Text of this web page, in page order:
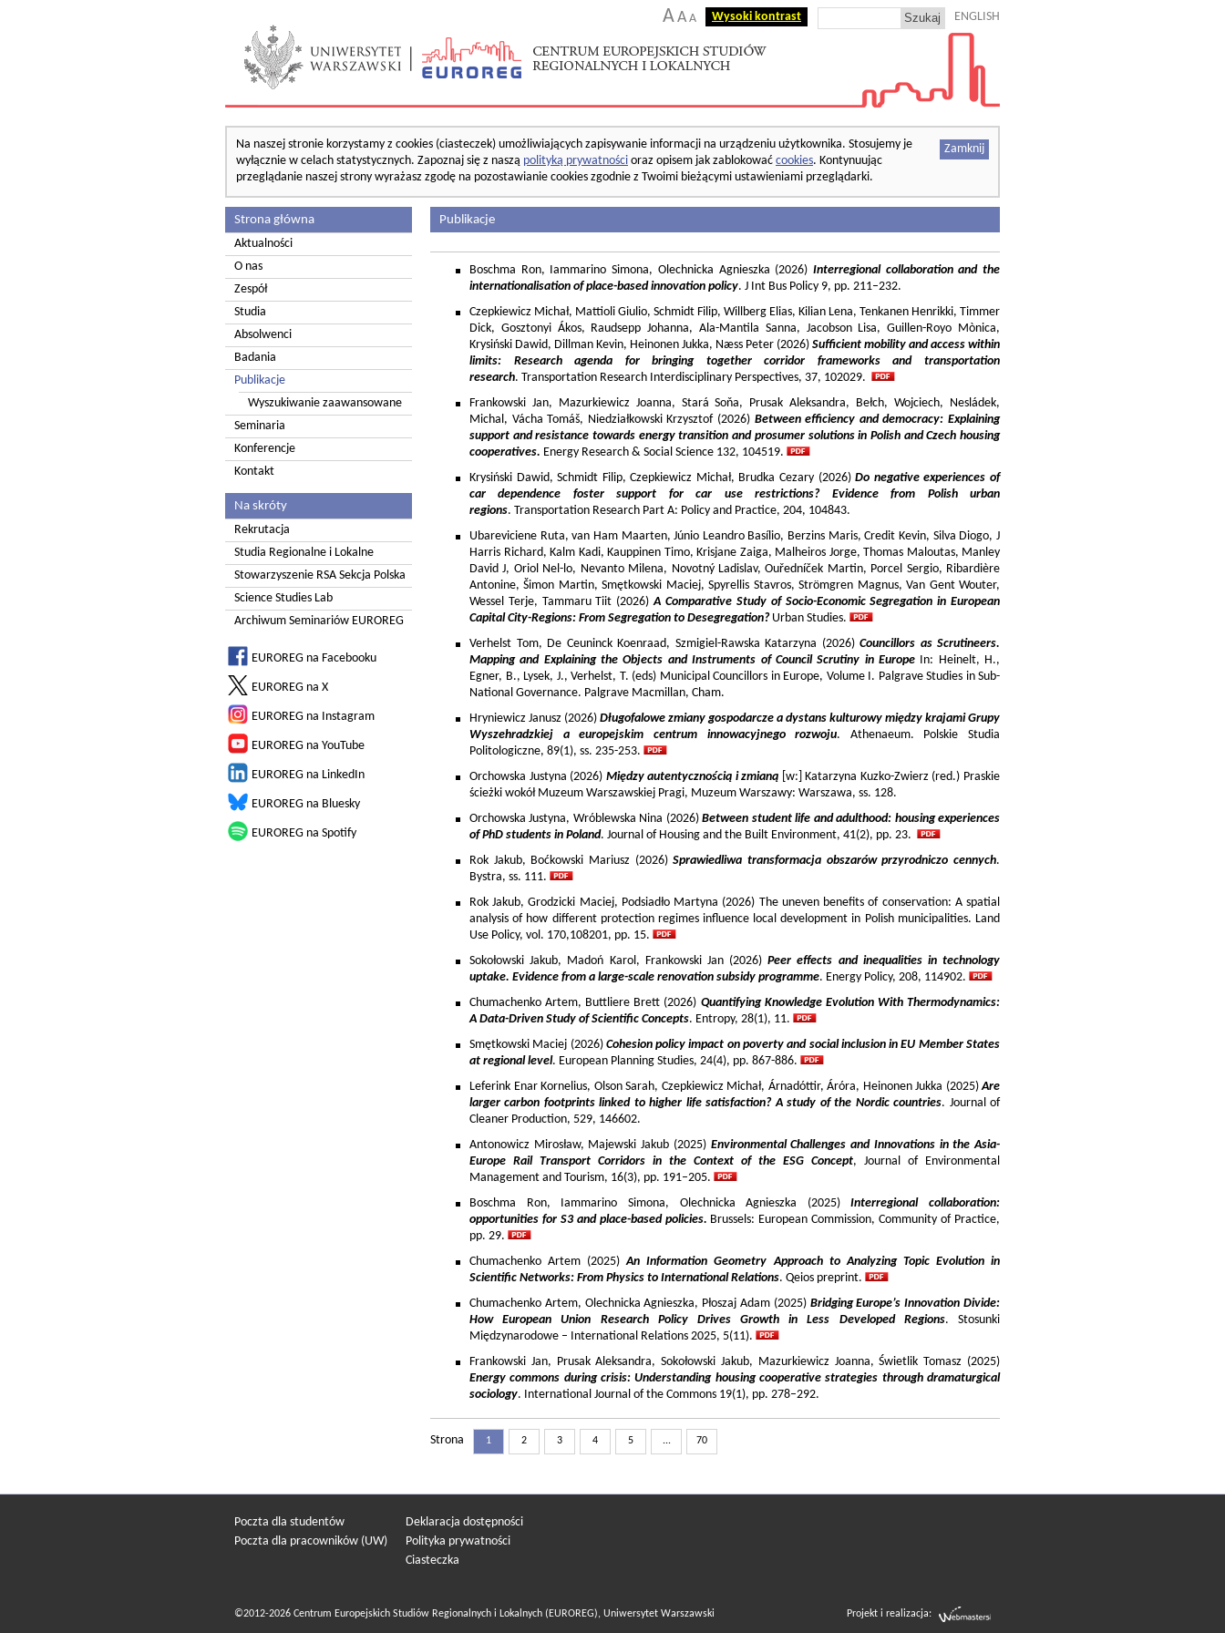
AA A Wysoki kontrast ENGLISH
Zamknij
Na naszej stronie korzystamy z cookies (ciasteczek) umożliwiających zapisywanie informacji na urządzeniu użytkownika. Stosujemy je
wyłącznie w celach statystycznych. Zapoznaj się z naszą polityką prywatności oraz opisem jak zablokować cookies. Kontynuując
przeglądanie naszej strony wyrażasz zgodę na pozostawianie cookies zgodnie z Twoimi bieżącymi ustawieniami przeglądarki.
Strona główna
Aktualności
O nas
Zespół
Studia
Absolwenci
Badania
Publikacje
Wyszukiwanie zaawansowane
Seminaria
Konferencje
Kontakt
Na skróty
Rekrutacja
Studia Regionalne i Lokalne
Stowarzyszenie RSA Sekcja Polska
Science Studies Lab
Archiwum Seminariów EUROREG
EUROREG na Facebooku
EUROREG na X
EUROREG na Instagram
EUROREG na YouTube
EUROREG na LinkedIn
EUROREG na Bluesky
EUROREG na Spotify
Publikacje
Boschma Ron, Iammarino Simona, Olechnicka Agnieszka (2026) Interregional collaboration and the
internationalisation of place-based innovation policy. J Int Bus Policy 9, pp. 211–232.
Czepkiewicz Michał, Mattioli Giulio, Schmidt Filip, Willberg Elias, Kilian Lena, Tenkanen Henrikki, Timmer
Dick, Gosztonyi Ákos, Raudsepp Johanna, Ala-Mantila Sanna, Jacobson Lisa, Guillen-Royo Mònica,
Krysiński Dawid, Dillman Kevin, Heinonen Jukka, Næss Peter (2026) Sufficient mobility and access within
limits: Research agenda for bringing together corridor frameworks and transportation
research. Transportation Research Interdisciplinary Perspectives, 37, 102029.
Frankowski Jan, Mazurkiewicz Joanna, Stará Soňa, Prusak Aleksandra, Bełch, Wojciech, Nesládek,
Michal, Vácha Tomáš, Niedziałkowski Krzysztof (2026) Between efficiency and democracy: Explaining
support and resistance towards energy transition and prosumer solutions in Polish and Czech housing
cooperatives. Energy Research & Social Science 132, 104519.
Krysiński Dawid, Schmidt Filip, Czepkiewicz Michał, Brudka Cezary (2026)Do negative experiences of
car dependence foster support for car use restrictions? Evidence from Polish urban
regions. Transportation Research Part A: Policy and Practice, 204, 104843.
Ubareviciene Ruta, van Ham Maarten, Júnio Leandro Basílio, Berzins Maris, Credit Kevin, Silva Diogo, J
Harris Richard, Kalm Kadi, Kauppinen Timo, Krisjane Zaiga, Malheiros Jorge, Thomas Maloutas, Manley
David J, Oriol Nel-lo, Nevanto Milena, Novotný Ladislav, Ouředníček Martin, Porcel Sergio, Ribardière
Antonine, Šimon Martin, Smętkowski Maciej, Spyrellis Stavros, Strömgren Magnus, Van Gent Wouter,
Wessel Terje, Tammaru Tiit (2026)A Comparative Study of Socio-Economic Segregation in European
Capital City-Regions: From Segregation to Desegregation?Urban Studies.
Verhelst Tom, De Ceuninck Koenraad, Szmigiel-Rawska Katarzyna (2026) Councillors as Scrutineers.
Mapping and Explaining the Objects and Instruments of Council Scrutiny in EuropeIn: Heinelt, H.,
Egner, B., Lysek, J., Verhelst, T. (eds) Municipal Councillors in Europe, Volume I. Palgrave Studies in Sub-
National Governance. Palgrave Macmillan, Cham.
Hryniewicz Janusz (2026) Długofalowe zmiany gospodarcze a dystans kulturowy między krajami Grupy
Wyszehradzkiej a europejskim centrum innowacyjnego rozwoju. Athenaeum. Polskie Studia
Politologiczne, 89(1), ss. 235-253.
Orchowska Justyna (2026) Między autentycznością i zmianą [w:] Katarzyna Kuzko-Zwierz (red.) Praskie
ścieżki wokół Muzeum Warszawskiej Pragi, Muzeum Warszawy: Warszawa, ss. 128.
Orchowska Justyna, Wróblewska Nina (2026)Between student life and adulthood: housing experiences
of PhD students in Poland. Journal of Housing and the Built Environment, 41(2), pp. 23.
Rok Jakub, Boćkowski Mariusz (2026)Sprawiedliwa transformacja obszarów przyrodniczo cennych.
Bystra, ss. 111.
Rok Jakub, Grodzicki Maciej, Podsiadło Martyna (2026) The uneven benefits of conservation: A spatial
analysis of how different protection regimes influence local development in Polish municipalities. Land
Use Policy, vol. 170,108201, pp. 15.
Sokołowski Jakub, Madoń Karol, Frankowski Jan (2026)Peer effects and inequalities in technology
uptake. Evidence from a large-scale renovation subsidy programme. Energy Policy, 208, 114902.
Chumachenko Artem, Buttliere Brett (2026) Quantifying Knowledge Evolution With Thermodynamics:
A Data-Driven Study of Scientific Concepts. Entropy, 28(1), 11.
Smętkowski Maciej (2026) Cohesion policy impact on poverty and social inclusion in EU Member States
at regional level. European Planning Studies, 24(4), pp. 867-886.
Leferink Enar Kornelius, Olson Sarah, Czepkiewicz Michał, Árnadóttir, Áróra, Heinonen Jukka (2025)Are
larger carbon footprints linked to higher life satisfaction? A study of the Nordic countries. Journal of
Cleaner Production, 529, 146602.
Antonowicz Mirosław, Majewski Jakub (2025) Environmental Challenges and Innovations in the Asia-
Europe Rail Transport Corridors in the Context of the ESG Concept, Journal of Environmental
Management and Tourism, 16(3), pp. 191–205.
Boschma Ron, Iammarino Simona, Olechnicka Agnieszka (2025)Interregional collaboration:
opportunities for S3 and place-based policies. Brussels: European Commission, Community of Practice,
pp. 29.
Chumachenko Artem (2025)An Information Geometry Approach to Analyzing Topic Evolution in
Scientific Networks: From Physics to International Relations. Qeios preprint.
Chumachenko Artem, Olechnicka Agnieszka, Płoszaj Adam (2025) Bridging Europe’s Innovation Divide:
How European Union Research Policy Drives Growth in Less Developed Regions. Stosunki
Międzynarodowe – International Relations 2025, 5(11).
Frankowski Jan, Prusak Aleksandra, Sokołowski Jakub, Mazurkiewicz Joanna, Świetlik Tomasz (2025)
Energy commons during crisis: Understanding housing cooperative strategies through dramaturgical
sociology. International Journal of the Commons 19(1), pp. 278–292.
Strona 1 2 3 4 5 ... 70
Poczta dla studentów
Poczta dla pracowników (UW)
Deklaracja dostępności
Polityka prywatności
Ciasteczka
©2012-2026 Centrum Europejskich Studiów Regionalnych i Lokalnych (EUROREG), Uniwersytet Warszawski Projekt i realizacja: